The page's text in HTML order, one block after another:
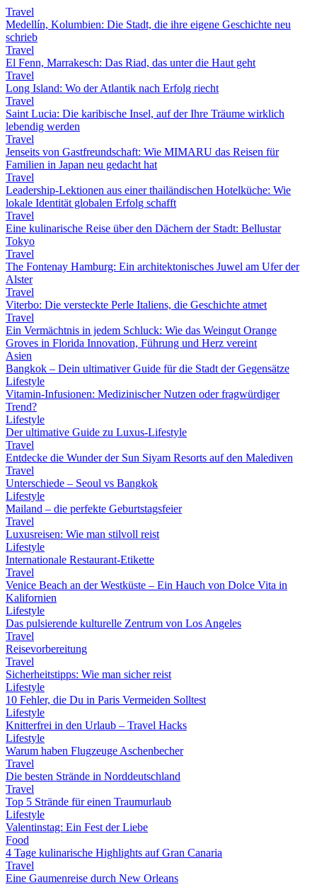
Travel
Medellín, Kolumbien: Die Stadt, die ihre eigene Geschichte neu
schrieb
Travel
El Fenn, Marrakesch: Das Riad, das unter die Haut geht
Travel
Long Island: Wo der Atlantik nach Erfolg riecht
Travel
Saint Lucia: Die karibische Insel, auf der Ihre Träume wirklich
lebendig werden
Travel
Jenseits von Gastfreundschaft: Wie MIMARU das Reisen für
Familien in Japan neu gedacht hat
Travel
Leadership-Lektionen aus einer thailändischen Hotelküche: Wie
lokale Identität globalen Erfolg schafft
Travel
Eine kulinarische Reise über den Dächern der Stadt: Bellustar
Tokyo
Travel
The Fontenay Hamburg: Ein architektonisches Juwel am Ufer der
Alster
Travel
Viterbo: Die versteckte Perle Italiens, die Geschichte atmet
Travel
Ein Vermächtnis in jedem Schluck: Wie das Weingut Orange
Groves in Florida Innovation, Führung und Herz vereint
Asien
Bangkok – Dein ultimativer Guide für die Stadt der Gegensätze
Lifestyle
Vitamin-Infusionen: Medizinischer Nutzen oder fragwürdiger
Trend?
Lifestyle
Der ultimative Guide zu Luxus-Lifestyle
Travel
Entdecke die Wunder der Sun Siyam Resorts auf den Malediven
Travel
Unterschiede – Seoul vs Bangkok
Lifestyle
Mailand – die perfekte Geburtstagsfeier
Travel
Luxusreisen: Wie man stilvoll reist
Lifestyle
Internationale Restaurant-Etikette
Travel
Venice Beach an der Westküste – Ein Hauch von Dolce Vita in
Kalifornien
Lifestyle
Das pulsierende kulturelle Zentrum von Los Angeles
Travel
Reisevorbereitung
Travel
Sicherheitstipps: Wie man sicher reist
Lifestyle
10 Fehler, die Du in Paris Vermeiden Solltest
Lifestyle
Knitterfrei in den Urlaub – Travel Hacks
Lifestyle
Warum haben Flugzeuge Aschenbecher
Travel
Die besten Strände in Norddeutschland
Travel
Top 5 Strände für einen Traumurlaub
Lifestyle
Valentinstag: Ein Fest der Liebe
Food
4 Tage kulinarische Highlights auf Gran Canaria
Travel
Eine Gaumenreise durch New Orleans